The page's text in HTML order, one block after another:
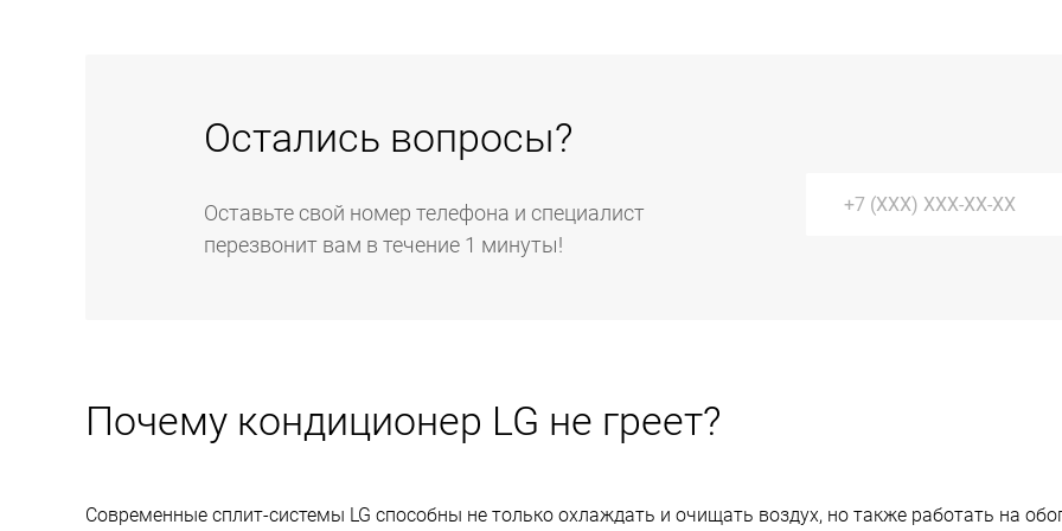
Остались вопросы?
Оставьте свой номер телефона и специалист
перезвонит вам в течение 1 минуты!
Почему кондиционер LG не греет?
Современные сплит-системы LG способны не только охлаждать и очищать воздух, но также работать на